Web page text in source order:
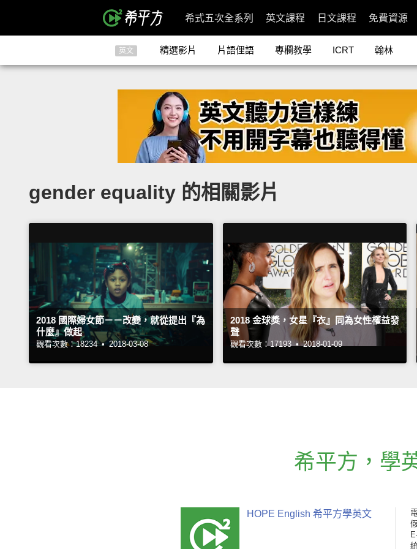
希式五次全系列 英文課程 日文課程 免費資源
英文 精選影片 片語俚語 專欄教學 ICRT 翰林
gender equality 的相關影片
2018 國際婦女節－－改變，就從提出『為
什麼』做起
觀看次數：18234 • 2018-03-08
2018 金球獎，女星『衣』同為女性權益發
聲
觀看次數：17193 • 2018-01-09
希平方 ， 學
HOPE English 希平方學英文